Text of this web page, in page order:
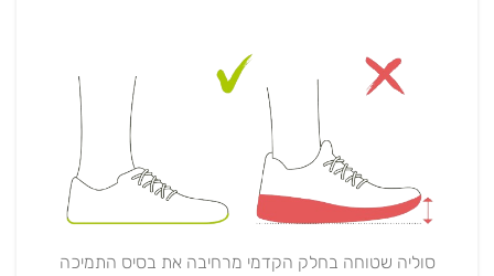
סוליה שטוחה בחלק הקדמי מרחיבה את בסיס התמיכה